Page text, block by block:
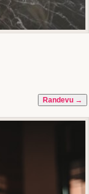
Randevu →